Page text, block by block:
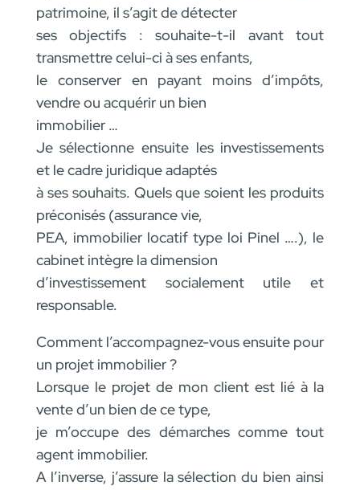
patrimoine, il s’agit de détecter
ses objectifs : souhaite-t-il avant tout
transmettre celui-ci à ses enfants,
le conserver en payant moins d’impôts,
vendre ou acquérir un bien
immobilier …
Je sélectionne ensuite les investissements
et le cadre juridique adaptés
à ses souhaits. Quels que soient les produits
préconisés (assurance vie,
PEA, immobilier locatif type loi Pinel ….), le
cabinet intègre la dimension
d’investissement socialement utile et
responsable.
Comment l’accompagnez-vous ensuite pour
un projet immobilier ?
Lorsque le projet de mon client est lié à la
vente d’un bien de ce type,
je m’occupe des démarches comme tout
agent immobilier.
A l’inverse, j’assure la sélection du bien ainsi